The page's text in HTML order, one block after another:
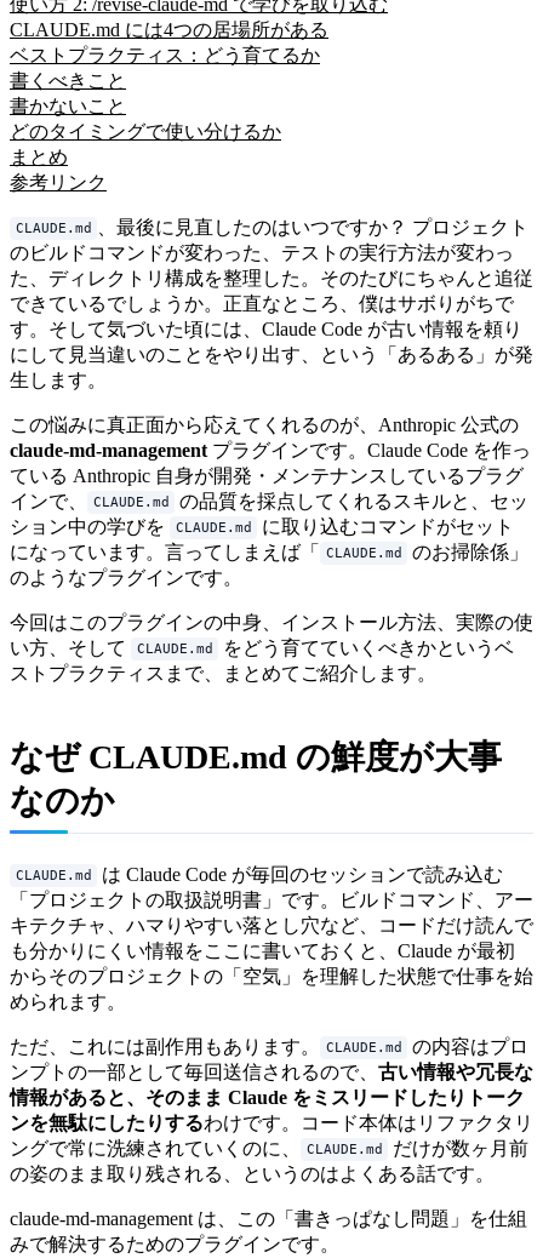
CLAUDE.md には4つの居場所がある
ベストプラクティス：どう育てるか
書くべきこと
書かないこと
どのタイミングで使い分けるか
まとめ
参考リンク
CLAUDE.md
、最後に見直したのはいつですか？ プロジェクト
のビルドコマンドが変わった、テストの実行方法が変わっ
た、ディレクトリ構成を整理した。そのたびにちゃんと追従
できているでしょうか。正直なところ、僕はサボりがちで
す。そして気づいた頃には、Claude Code が古い情報を頼り
にして見当違いのことをやり出す、という「あるある」が発
生します。
この悩みに真正面から応えてくれるのが、Anthropic 公式の
claude-md-management プラグインです。Claude Code を作っ
ている Anthropic 自身が開発・メンテナンスしているプラグ
インで、
CLAUDE.md
の品質を採点してくれるスキルと、セッ
ション中の学びを
CLAUDE.md
に取り込むコマンドがセット
になっています。言ってしまえば「
CLAUDE.md
のお掃除係」
のようなプラグインです。
今回はこのプラグインの中身、インストール方法、実際の使
い方、そして
CLAUDE.md
をどう育てていくべきかというベ
ストプラクティスまで、まとめてご紹介します。
なぜ CLAUDE.md の鮮度が大事
なのか
CLAUDE.md
は Claude Code が毎回のセッションで読み込む
「プロジェクトの取扱説明書」です。ビルドコマンド、アー
キテクチャ、ハマりやすい落とし穴など、コードだけ読んで
も分かりにくい情報をここに書いておくと、Claude が最初
からそのプロジェクトの「空気」を理解した状態で仕事を始
められます。
ただ、これには副作用もあります。 CLAUDE.md
の内容はプロ
ンプトの一部として毎回送信されるので、 古い情報や冗長な
情報があると、そのまま Claude をミスリードしたりトーク
ンを無駄にしたりするわけです。コード本体はリファクタリ
ングで常に洗練されていくのに、
CLAUDE.md
だけが数ヶ月前
の姿のまま取り残される、というのはよくある話です。
claude-md-management は、この「書きっぱなし問題」を仕組
みで解決するためのプラグインです。